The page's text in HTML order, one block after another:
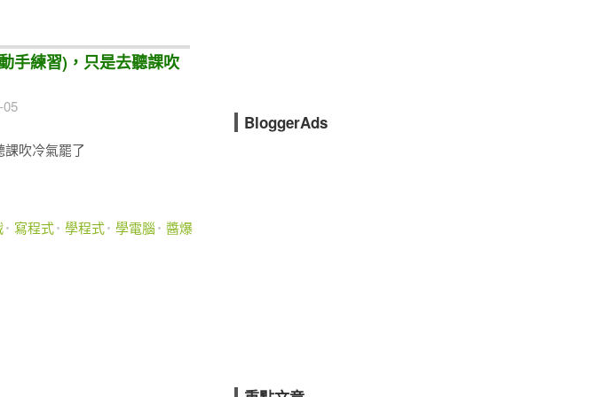
手練習)，只是去聽課吹
05
吹冷氣罷了
寫程式 學程式 學電腦 醬爆
BloggerAds